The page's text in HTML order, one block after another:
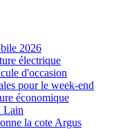
2026
électrique
d'occasion
pour le week-end
économique
Lain
la cote Argus